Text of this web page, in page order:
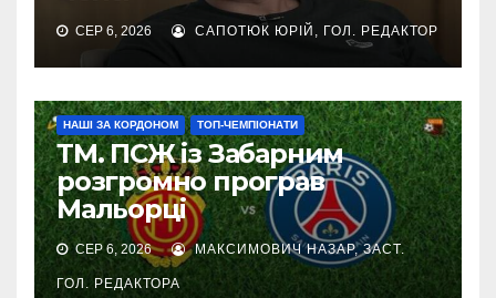
СЕР 6, 2026 САПОТЮК ЮРІЙ, ГОЛ. РЕДАКТОР
НАШІ ЗА КОРДОНОМ ТОП-ЧЕМПІОНАТИ
ТМ. ПСЖ із Забарним
розгромно програв
Мальорці
СЕР 6, 2026 МАКСИМОВИЧ НАЗАР, ЗАСТ.
ГОЛ. РЕДАКТОРА